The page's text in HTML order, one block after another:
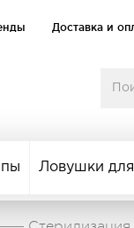
Доставка и
Ловушки